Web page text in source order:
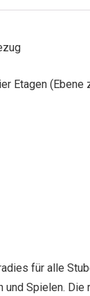
Etagen (Ebene
für alle
und Spielen.